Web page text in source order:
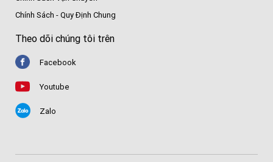
Chính Sách - Quy Định Chung
Theo dõi chúng tôi trên
Facebook
Youtube
Zalo